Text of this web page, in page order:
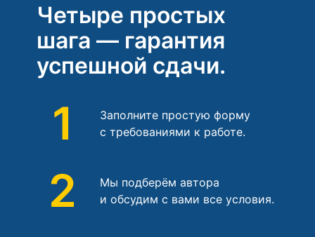
Четыре простых
шага — гарантия
успешной сдачи.
1
Заполните простую форму
с требованиями к работе.
2
Мы подберём автора
и обсудим с вами все условия.